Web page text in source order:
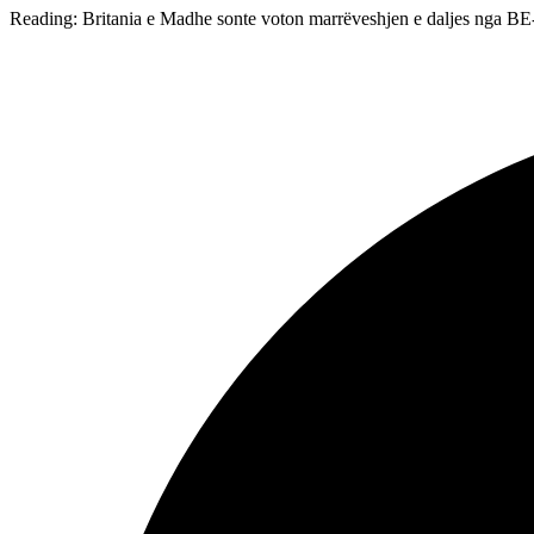
Reading: Britania e Madhe sonte voton marrëveshjen e daljes nga